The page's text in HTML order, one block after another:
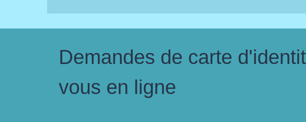
Demandes de carte
vous en ligne